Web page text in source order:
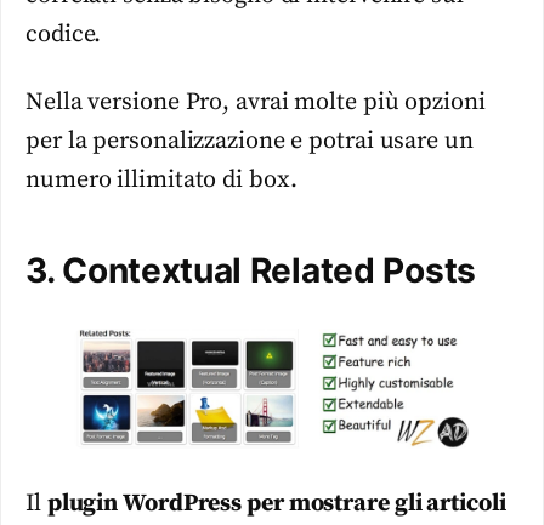
codice.
Nella versione Pro, avrai molte più opzioni
per la personalizzazione e potrai usare un
numero illimitato di box.
3. Contextual Related Posts
Il plugin WordPress per mostrare gli articoli